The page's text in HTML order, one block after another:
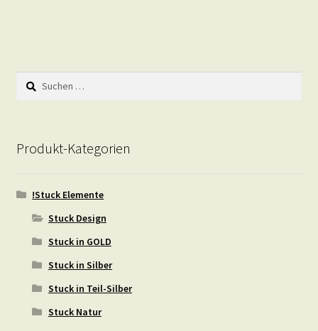
Suchen
nach:
Produkt-Kategorien
!Stuck Elemente
Stuck Design
Stuck in GOLD
Stuck in Silber
Stuck in Teil-Silber
Stuck Natur